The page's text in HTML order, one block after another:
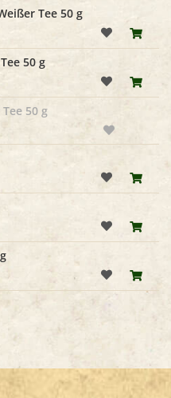
Tee 50 g
50 g
50 g